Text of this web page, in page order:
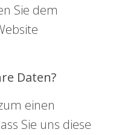
Sie dem
Daten?
einen
Sie uns diese